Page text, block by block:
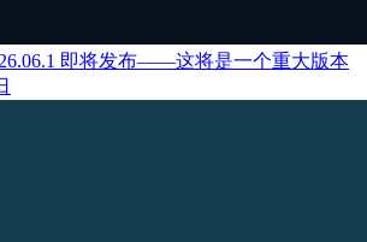
即将发布——这将是一个重大版本